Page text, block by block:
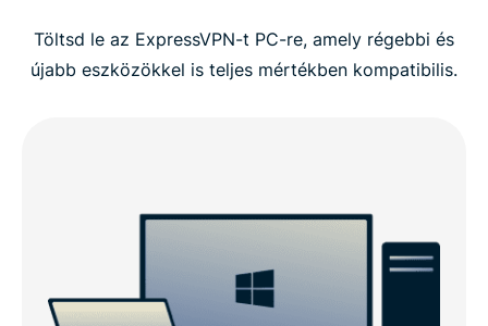
Töltsd le az ExpressVPN-t PC-re, amely régebbi és
újabb eszközökkel is teljes mértékben kompatibilis.